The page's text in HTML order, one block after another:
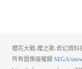
櫻花大戰-櫻之歌-奇幻資料
所有圖像版權歸 SEGA/